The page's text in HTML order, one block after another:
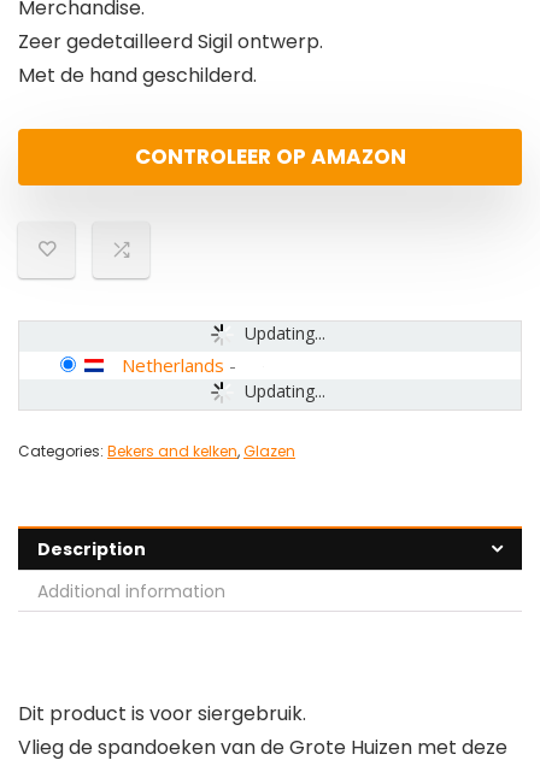
Merchandise.
Zeer gedetailleerd Sigil ontwerp.
Met de hand geschilderd.
CONTROLEER OP AMAZON
Updating...
Updating...
Netherlands -
Categories: Bekers and kelken,Glazen
Description
Additional information
Dit product is voor siergebruik.
Vlieg de spandoeken van de Grote Huizen met deze